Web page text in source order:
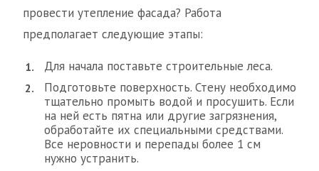
провести утепление фасада? Работа
предполагает следующие этапы:
Для начала поставьте строительные леса.
Подготовьте поверхность. Стену необходимо
тщательно промыть водой и просушить. Если
на ней есть пятна или другие загрязнения,
обработайте их специальными средствами.
Все неровности и перепады более 1 см
нужно устранить.